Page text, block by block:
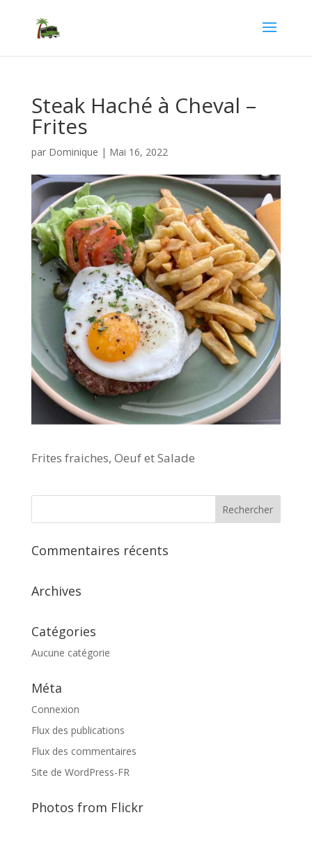
Steak Haché à Cheval –
Frites
par Dominique | Mai 16, 2022
Frites fraiches, Oeuf et Salade
Commentaires récents
Archives
Catégories
Aucune catégorie
Méta
Connexion
Flux des publications
Flux des commentaires
Site de WordPress-FR
Photos from Flickr